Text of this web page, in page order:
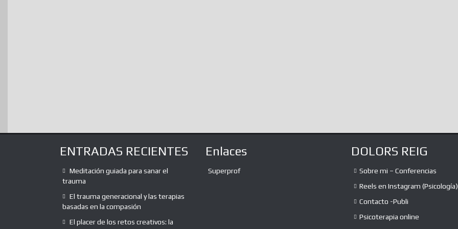
ENTRADAS RECIENTES
Meditación guiada para sanar el
trauma
El trauma generacional y las terapias
basadas en la compasión
El placer de los retos creativos: la
Enlaces
Superprof
DOLORS REIG
Sobre mi – Conferencias
Reels en Instagram (Psicología)
Contacto -Publi
Psicoterapia online